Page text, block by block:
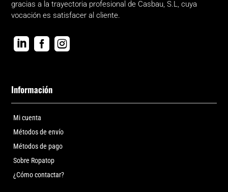
gracias a la trayectoria profesional de Casbau, S.L, cuya
vocación es satisfacer al cliente.
  
Información
Mi cuenta
Métodos de envío
Métodos de pago
Sobre Ropatop
¿Cómo contactar?